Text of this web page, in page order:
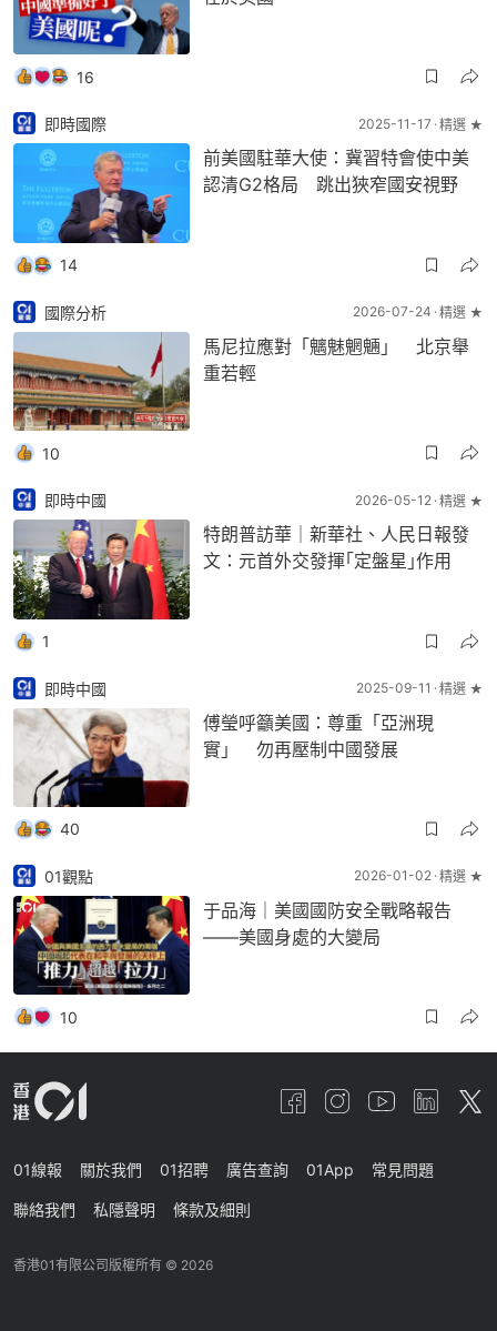
16
即時國際 2025-11-17 精選 ★
前美國駐華大使：冀習特會使中美
認清G2格局 跳出狹窄國安視野
14
國際分析 2026-07-24 精選 ★
馬尼拉應對「魑魅魍魎」 北京舉
重若輕
10
即時中國 2026-05-12 精選 ★
特朗普訪華｜新華社、人民日報發
文：元首外交發揮｢定盤星｣作用
1
即時中國 2025-09-11 精選 ★
傅瑩呼籲美國：尊重「亞洲現
實」 勿再壓制中國發展
40
01觀點 2026-01-02 精選 ★
于品海｜美國國防安全戰略報告
——美國身處的大變局
10
01線報 關於我們 01招聘 廣告查詢 01App 常見問題
聯絡我們 私隱聲明 條款及細則
香港01有限公司版權所有 © 2026